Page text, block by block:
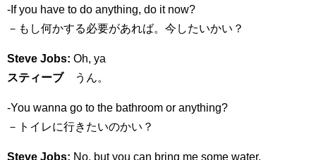
-If you have to do anything, do it now?
－もし何かする必要があれば。今したいかい？
Steve Jobs: Oh, ya
スティーブうん。
-You wanna go to the bathroom or anything?
－トイレに行きたいのかい？
Steve Jobs: No, but you can bring me some water.